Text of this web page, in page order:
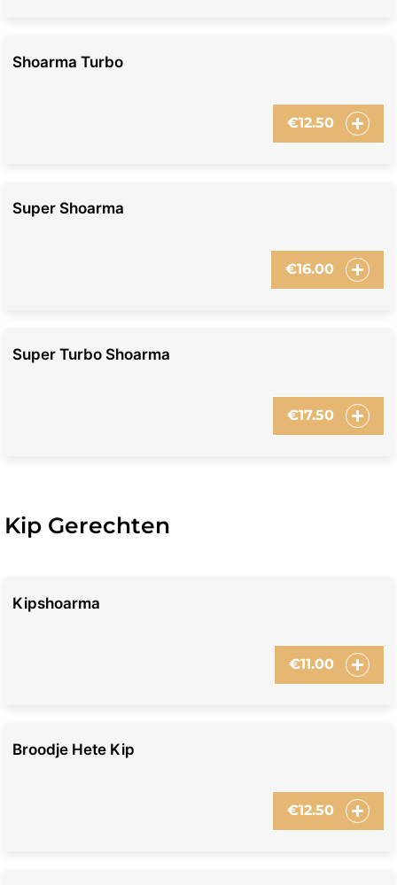
Shoarma Turbo
€12.50
Super Shoarma
€16.00
Super Turbo Shoarma
€17.50
Kip Gerechten
Kipshoarma
€11.00
Broodje Hete Kip
€12.50